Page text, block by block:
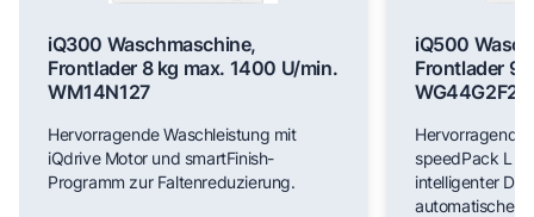
iQ300 Waschmaschine,
Frontlader 8 kg max. 1400 U/min.
WM14N127
Hervorragende Waschleistung mit
iQdrive Motor und smartFinish-
Programm zur Faltenreduzierung.
iQ500
Frontlader 9
WG44G2F22
Hervorragende
speedPack L
intelligenter
automatischer